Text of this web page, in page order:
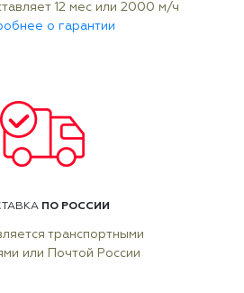
12 мес или 2000 м/ч
о гарантии
ПО РОССИИ
транспортными
или Почтой России